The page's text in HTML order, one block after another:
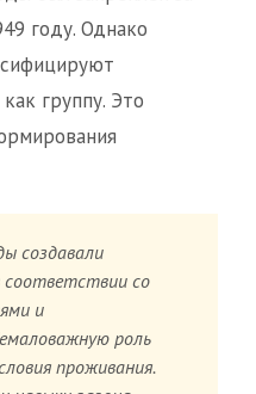
году. Однако
группу. Это
создавали
соответствии со
и
роль
проживания.